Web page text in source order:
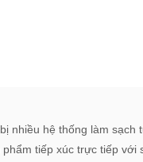
nhiều hệ thống làm sạch
tiếp xúc trực tiếp với